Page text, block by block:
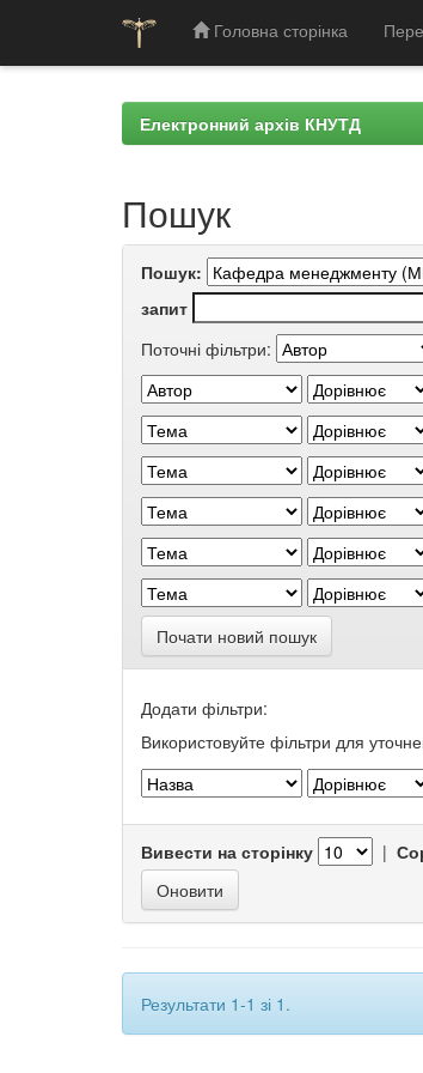
Головна сторінка
Електронний архів КНУТД
Пошук
Пошук:
запит
Поточні фільтри:
Почати новий пошук
Додати фільтри:
Використовуйте фільтри для
Вивести на сторінку |
Результати 1-1 зі 1.